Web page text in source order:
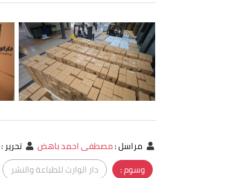
مراسل:مصطفى احمد باهض تحرير:
وسوم :
دار الوارث للطباعة والنشر